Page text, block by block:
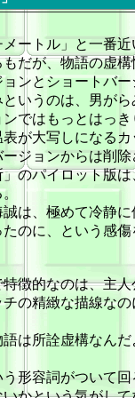
ートル」と一番
だが、物語の虚
ンとショートバ
いうのは、男が
ではもっとはっ
が大写しになるカ
ジョンからは削除
のパイロット版
は、極めて冷静
のに、という感
徴的なのは、主
の精緻な描線な
は所詮虚構なん
形容詞がついて